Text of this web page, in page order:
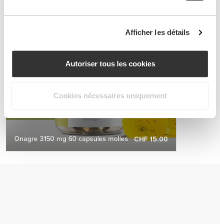
Afficher les détails
Autoriser tous les cookies
Cookies nécessaires uniquement
Onagre 3150 mg 60 capsules molles CHF 15.00